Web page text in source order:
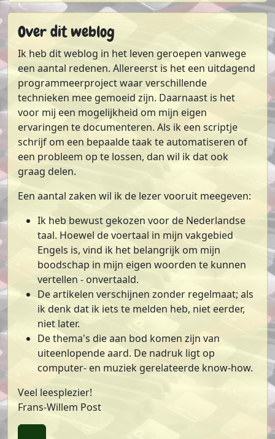
Over dit weblog
Ik heb dit weblog in het leven geroepen vanwege
een aantal redenen. Allereerst is het een uitdagend
programmeerproject waar verschillende
technieken mee gemoeid zijn. Daarnaast is het
voor mij een mogelijkheid om mijn eigen
ervaringen te documenteren. Als ik een scriptje
schrijf om een bepaalde taak te automatiseren of
een probleem op te lossen, dan wil ik dat ook
graag delen.
Een aantal zaken wil ik de lezer vooruit meegeven:
Ik heb bewust gekozen voor de Nederlandse
taal. Hoewel de voertaal in mijn vakgebied
Engels is, vind ik het belangrijk om mijn
boodschap in mijn eigen woorden te kunnen
vertellen - onvertaald.
De artikelen verschijnen zonder regelmaat; als
ik denk dat ik iets te melden heb, niet eerder,
niet later.
De thema's die aan bod komen zijn van
uiteenlopende aard. De nadruk ligt op
computer- en muziek gerelateerde know-how.
Veel leesplezier!
Frans-Willem Post